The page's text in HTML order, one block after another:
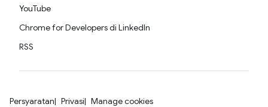
YouTube
Chrome for Developers di LinkedIn
RSS
Persyaratan Privasi Manage cookies